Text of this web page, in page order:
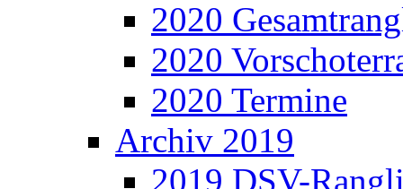
2020
2020
2020 Termine
Archiv 2019
2019 DSV-